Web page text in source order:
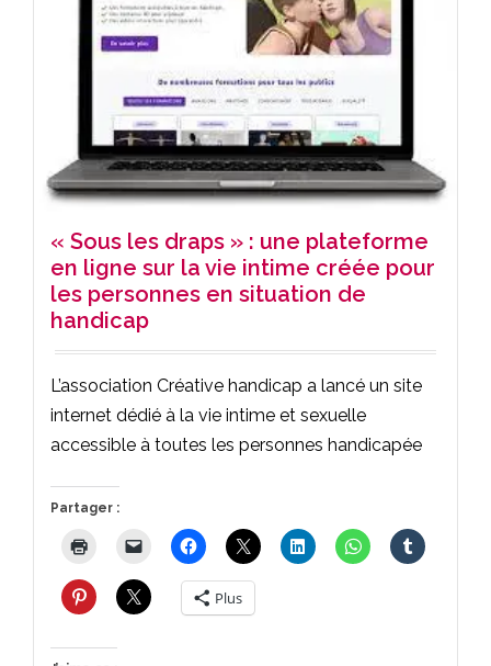
« Sous les draps » : une plateforme
en ligne sur la vie intime créée pour
les personnes en situation de
handicap
L’association Créative handicap a lancé un site
internet dédié à la vie intime et sexuelle
accessible à toutes les personnes handicapée
Partager :
Plus